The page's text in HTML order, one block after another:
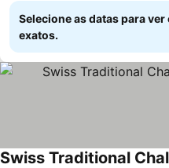
Selecione as datas para
exatos.